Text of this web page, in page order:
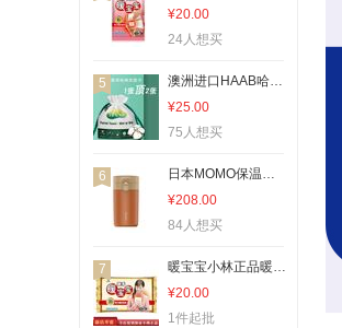
¥20.00
24人想买
5
澳洲进口HAAB哈布洗脸巾盒80片简柔一次性洗脸巾纯棉洁面巾加厚
¥25.00
75人想买
6
日本MOMO保温杯水杯女生便携咖啡杯304不锈钢时尚车载男随手蓝绿
¥208.00
84人想买
7
暖宝宝小林正品暖贴暖手贴暖身发热贴暖宝贴5片装
¥20.00
1件起批